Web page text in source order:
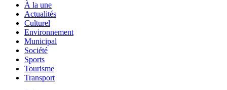
À la une
Actualités
Culturel
Environnement
Municipal
Société
Sports
Tourisme
Transport